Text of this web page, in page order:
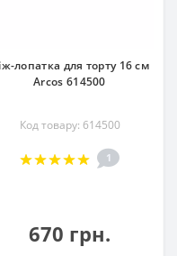
лопатка для торту 16 см
Arcos 614500
Код товару: 614500
1
670 грн.